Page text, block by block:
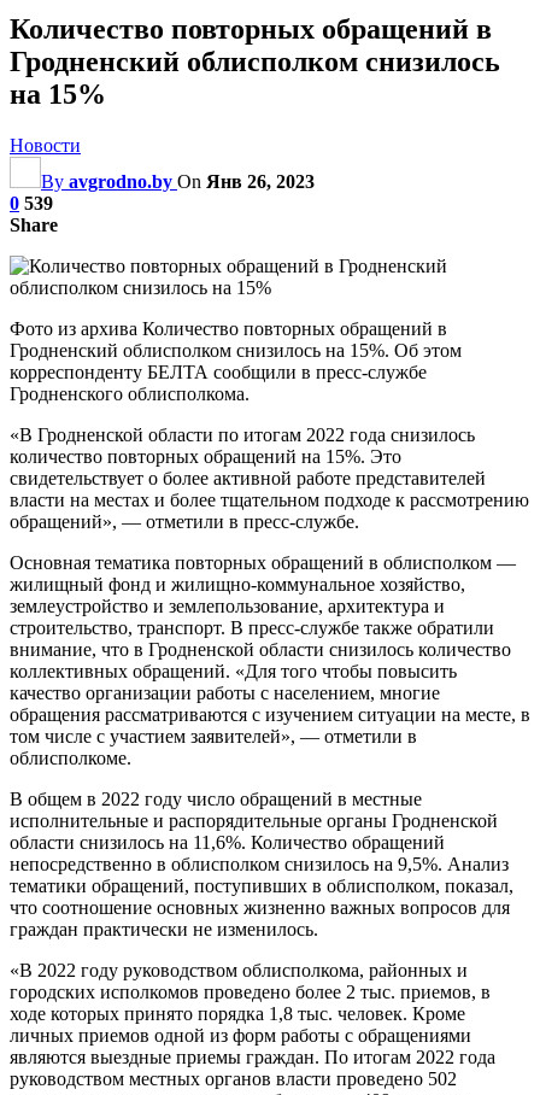
Количество повторных обращений в
Гродненский облисполком снизилось
на 15%
Новости
By avgrodno.by On Янв 26, 2023
0 539
Share
Фото из архива Количество повторных обращений в
Гродненский облисполком снизилось на 15%. Об этом
корреспонденту БЕЛТА сообщили в пресс-службе
Гродненского облисполкома.
«В Гродненской области по итогам 2022 года снизилось
количество повторных обращений на 15%. Это
свидетельствует о более активной работе представителей
власти на местах и более тщательном подходе к рассмотрению
обращений», — отметили в пресс-службе.
Основная тематика повторных обращений в облисполком —
жилищный фонд и жилищно-коммунальное хозяйство,
землеустройство и землепользование, архитектура и
строительство, транспорт. В пресс-службе также обратили
внимание, что в Гродненской области снизилось количество
коллективных обращений. «Для того чтобы повысить
качество организации работы с населением, многие
обращения рассматриваются с изучением ситуации на месте, в
том числе с участием заявителей», — отметили в
облисполкоме.
В общем в 2022 году число обращений в местные
исполнительные и распорядительные органы Гродненской
области снизилось на 11,6%. Количество обращений
непосредственно в облисполком снизилось на 9,5%. Анализ
тематики обращений, поступивших в облисполком, показал,
что соотношение основных жизненно важных вопросов для
граждан практически не изменилось.
«В 2022 году руководством облисполкома, районных и
городских исполкомов проведено более 2 тыс. приемов, в
ходе которых принято порядка 1,8 тыс. человек. Кроме
личных приемов одной из форм работы с обращениями
являются выездные приемы граждан. По итогам 2022 года
руководством местных органов власти проведено 502